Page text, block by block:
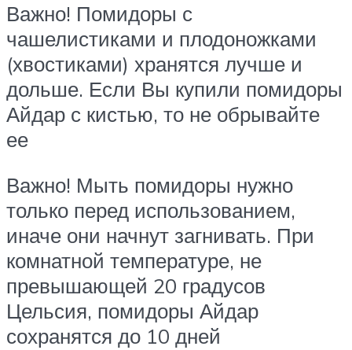
Важно! Помидоры с
чашелистиками и плодоножками
(хвостиками) хранятся лучше и
дольше. Если Вы купили помидоры
Айдар с кистью, то не обрывайте
ее
Важно! Мыть помидоры нужно
только перед использованием,
иначе они начнут загнивать. При
комнатной температуре, не
превышающей 20 градусов
Цельсия, помидоры Айдар
сохранятся до 10 дней